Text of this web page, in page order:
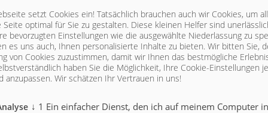
– der digitale und interaktive
die Landwirtschaft sind für uns eine Herzensangelegenheit und
Detail durchdacht und darauf ausgelegt mit höchster Effizienz zu
setzt Cookies ein! Tatsächlich brauchen auch wir Cookies, um
Seite optimal für Sie zu gestalten. Diese kleinen Helfer sind
bevorzugten Einstellungen wie die ausgewählte Niederlassung zu
es uns auch, Ihnen personalisierte Inhalte zu bieten. Wir bitten Sie,
von Cookies zuzustimmen, damit wir Ihnen das bestmögliche
haben Sie die Möglichkeit, Ihre Cookie-Einstellungen
anzupassen. Wir schätzen Ihr Vertrauen in uns!
↓ 1 Ein einfacher Dienst, den ich auf meinem Computer